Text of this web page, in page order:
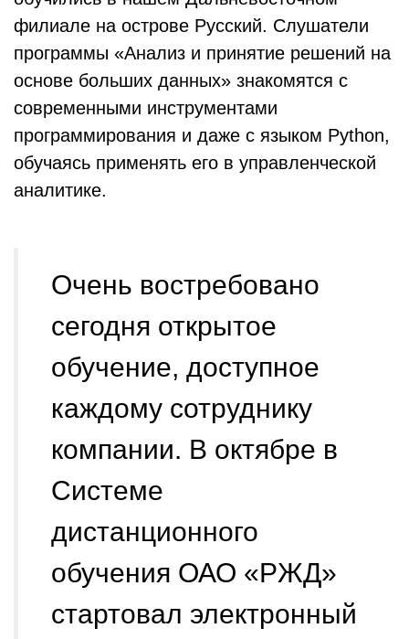
филиале на острове Русский. Слушатели
программы «Анализ и принятие решений на
основе больших данных» знакомятся с
современными инструментами
программирования и даже с языком Python,
обучаясь применять его в управленческой
аналитике.
Очень востребовано
сегодня открытое
обучение, доступное
каждому сотруднику
компании. В октябре в
Системе
дистанционного
обучения ОАО «РЖД»
стартовал электронный